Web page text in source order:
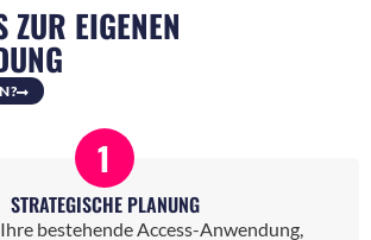
ZUR EIGENEN
1
STRATEGISCHE PLANUNG
bestehende Access-Anwendung,